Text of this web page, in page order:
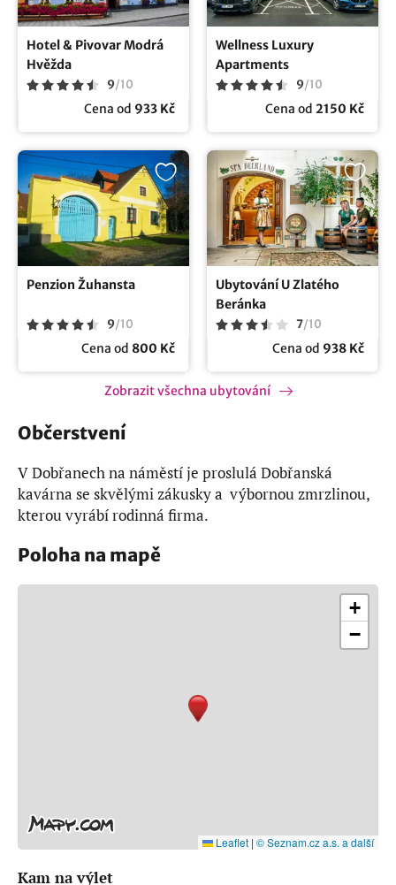
Hotel & Pivovar Modrá
Hvěžda
9/10
Cena od 933 Kč
Wellness Luxury
Apartments
9/10
Cena od 2150 Kč
Penzion Žuhansta
9/10
Cena od 800 Kč
Ubytování U Zlatého
Beránka
7/10
Cena od 938 Kč
Zobrazit všechna ubytování
Občerstvení
V Dobřanech na náměstí je proslulá Dobřanská
kavárna se skvělými zákusky a výbornou zmrzlinou,
kterou vyrábí rodinná firma.
Poloha na mapě
+
−
Leaflet | © Seznam.cz a.s. a další
Kam na výlet